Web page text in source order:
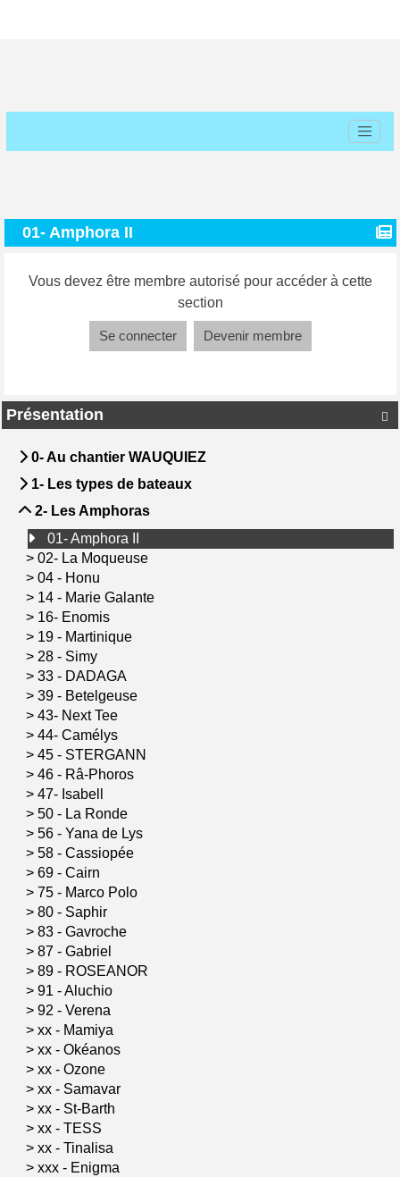

Présentation
0- Au chantier WAUQUIEZ
1- Les types de bateaux
2- Les Amphoras
01- Amphora II
> 02- La Moqueuse
> 04 - Honu
> 14 - Marie Galante
> 16- Enomis
> 19 - Martinique
> 28 - Simy
> 33 - DADAGA
> 39 - Betelgeuse
> 43- Next Tee
> 44- Camélys
> 45 - STERGANN
> 46 - Râ-Phoros
> 47- Isabell
> 50 - La Ronde
> 56 - Yana de Lys
> 58 - Cassiopée
> 69 - Cairn
> 75 - Marco Polo
> 80 - Saphir
> 83 - Gavroche
> 87 - Gabriel
> 89 - ROSEANOR
> 91 - Aluchio
> 92 - Verena
> xx - Mamiya
> xx - Okéanos
> xx - Ozone
> xx - Samavar
> xx - St-Barth
> xx - TESS
> xx - Tinalisa
> xxx - Enigma
01- Amphora II
Vous devez être membre autorisé pour accéder à cette
section
Se connecter Devenir membre